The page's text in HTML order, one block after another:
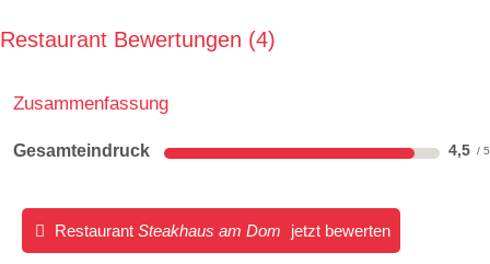
Restaurant Bewertungen 4
Zusammenfassung
Gesamteindruck 4,5
Restaurant Steakhaus am Dom jetzt bewerten